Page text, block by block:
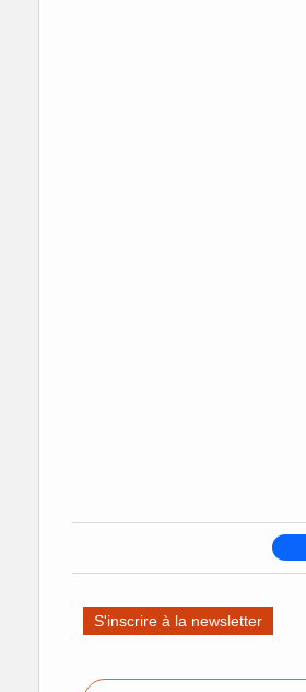
S'inscrire à la newsletter